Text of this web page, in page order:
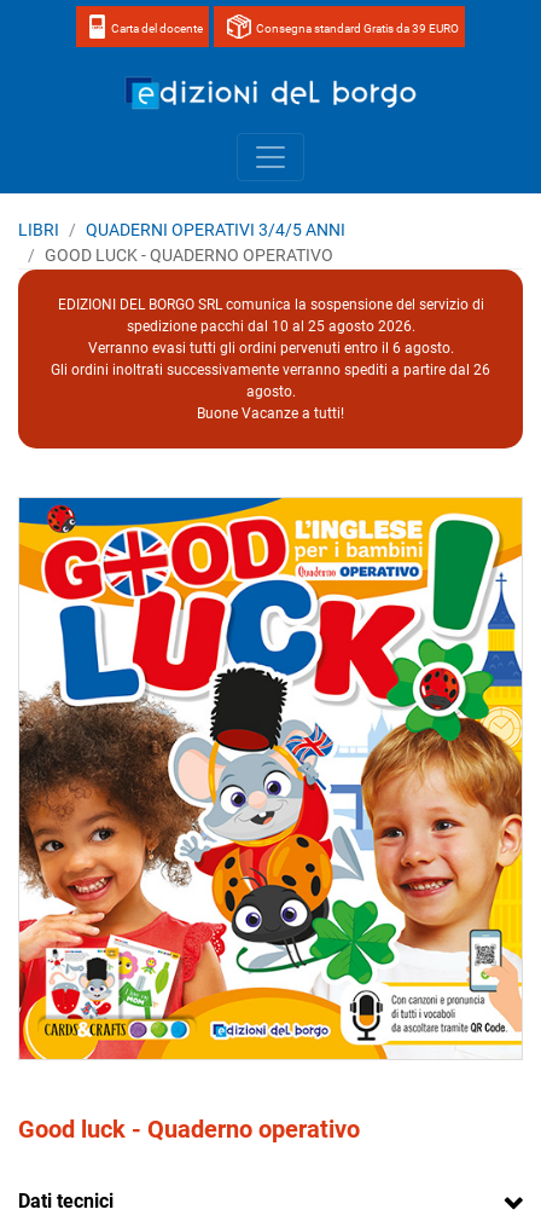
Carta del docente Consegna standard Gratis da 39 EURO
LIBRI
QUADERNI OPERATIVI 3/4/5 ANNI
GOOD LUCK - QUADERNO OPERATIVO
EDIZIONI DEL BORGO SRL comunica la sospensione del servizio di
spedizione pacchi dal 10 al 25 agosto 2026.
Verranno evasi tutti gli ordini pervenuti entro il 6 agosto.
Gli ordini inoltrati successivamente verranno spediti a partire dal 26
agosto.
Buone Vacanze a tutti!
Good luck - Quaderno operativo
Dati tecnici